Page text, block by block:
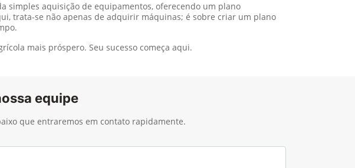
simples aquisição de equipamentos, oferecendo um plano
trata-se não apenas de adquirir máquinas; é sobre criar um plano
mais próspero. Seu sucesso começa aqui.
equipe
que entraremos em contato rapidamente.